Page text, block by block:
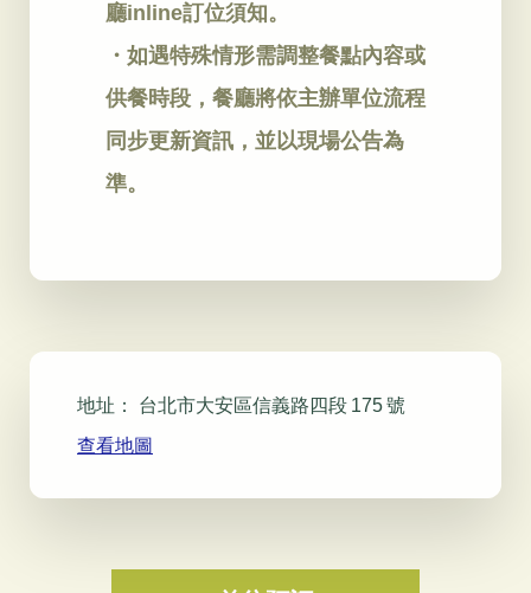
廳inline訂位須知。
・如遇特殊情形需調整餐點內容或
供餐時段，餐廳將依主辦單位流程
同步更新資訊，並以現場公告為
準。
地址：
台北市大安區信義路四段 175 號
查看地圖